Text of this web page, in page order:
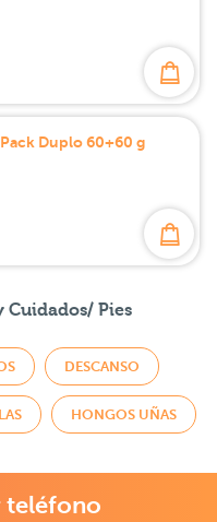
Duplo 60+60 g
Cuidados/ Pies
DESCANSO
HONGOS UÑAS
teléfono